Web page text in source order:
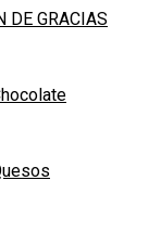
DE GRACIAS